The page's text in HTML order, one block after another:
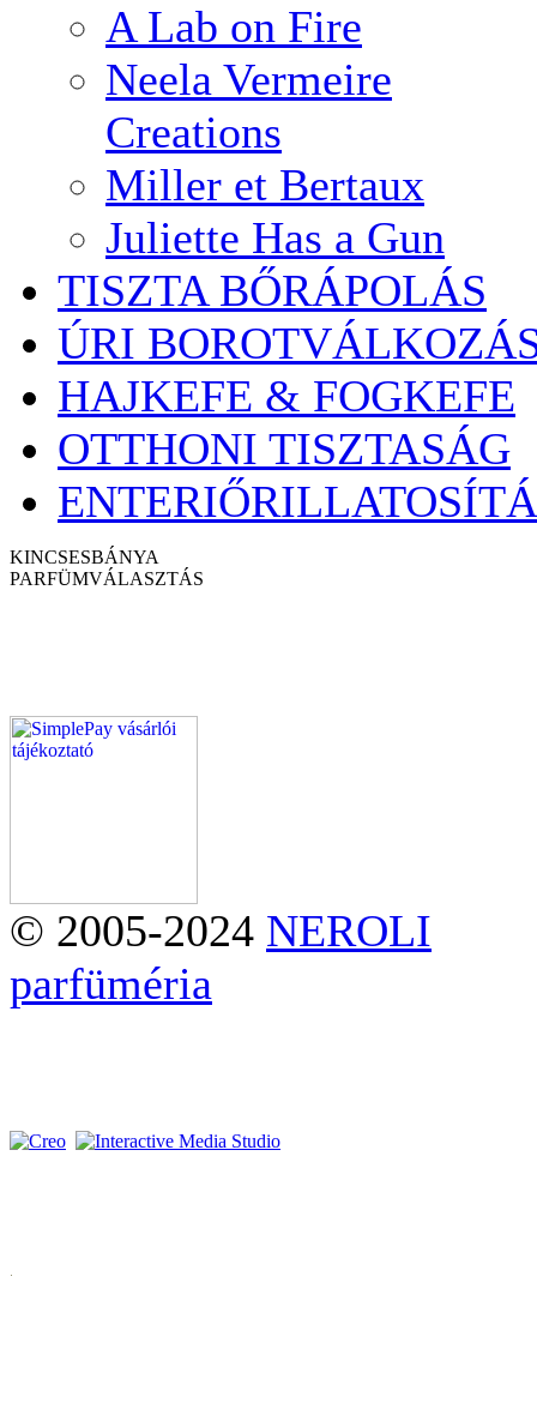
A Lab on Fire
Neela Vermeire
Creations
Miller et Bertaux
Juliette Has a Gun
TISZTA BŐRÁPOLÁS
ÚRI
HAJKEFE & FOGKEFE
OTTHONI TISZTASÁG
KINCSESBÁNYA
PARFÜMVÁLASZTÁS
© 2005-2024 NEROLI
parfüméria